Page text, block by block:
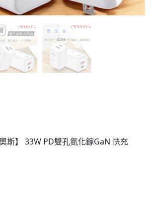
斯】 33W PD雙孔氮化鎵GaN 快充